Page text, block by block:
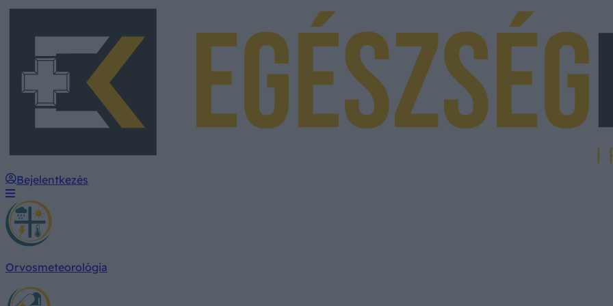
Bejelentkezés
Orvosmeteorológia